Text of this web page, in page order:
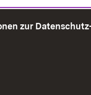
zur